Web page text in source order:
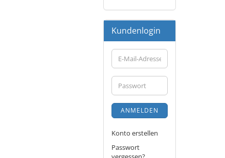
Kundenlogin
E-
Mail-
Adresse
Passwort
ANMELDEN
Konto erstellen
Passwort